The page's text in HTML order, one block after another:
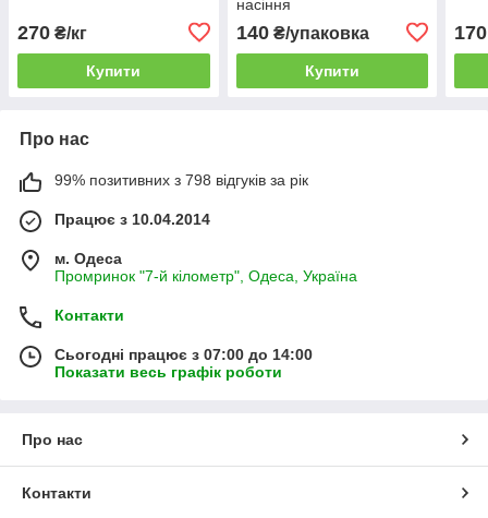
270 ₴/кг
Купити
насіння
140₴/упаковка
Купити
170
Про нас
99% позитивних з 798 відгуків за рік
Працює з 10.04.2014
м. Одеса
Промринок "7-й кілометр", Одеса, Україна
Контакти
Сьогодні працює з 07:00 до 14:00
Показати весь графік роботи
Про нас
Контакти